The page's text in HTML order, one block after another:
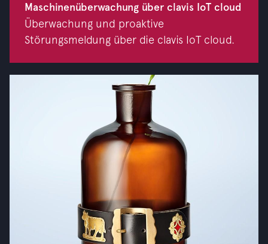
Maschinenüberwachung über clavis IoT cloud
Überwachung und proaktive
Störungsmeldung über die clavis IoT cloud.